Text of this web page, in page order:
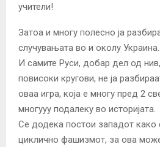
учители!
Затоа и многу полесно ја
случувањата во и околу Украина.
И самите Руси, добар дел од
повисоки кругови, не ја
оваа игра, која е многу пред 2
многууу подалеку во историјата.
Се додека постои западот како
циклично фашизмот, за ова